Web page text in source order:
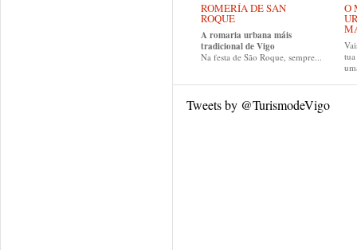
ROMERÍA DE SAN
ROQUE
A romaria urbana máis
tradicional de Vigo
Na festa de São Roque, sempre...
O
Tweets by @TurismodeVigo